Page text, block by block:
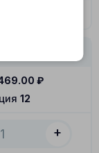
12
₽
+